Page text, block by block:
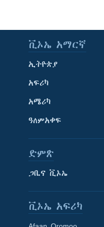
ቪኦኤ አማርኛ
ኢትዮጵያ
አፍሪካ
አሜሪካ
ዓለምአቀፍ
ድምጽ
ጋቢና ቪኦኤ
ቪኦኤ አፍሪካ